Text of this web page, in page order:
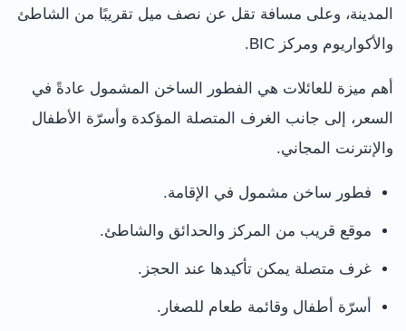
المدينة، وعلى مسافة تقل عن نصف ميل تقريبًا من الشاطئ
والأكواريوم ومركز BIC.
أهم ميزة للعائلات هي الفطور الساخن المشمول عادةً في
السعر، إلى جانب الغرف المتصلة المؤكدة وأسرّة الأطفال
والإنترنت المجاني.
فطور ساخن مشمول في الإقامة.
موقع قريب من المركز والحدائق والشاطئ.
غرف متصلة يمكن تأكيدها عند الحجز.
أسرّة أطفال وقائمة طعام للصغار.